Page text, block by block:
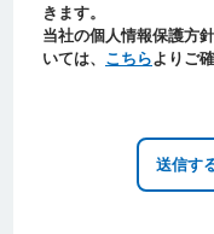
きます。
当社の個人情報保護方
いては、 こちら よりご